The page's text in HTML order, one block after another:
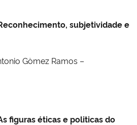
dos Direitos Humanos
subjetividade e
Gòmez Ramos –
figuras éticas e politicas do